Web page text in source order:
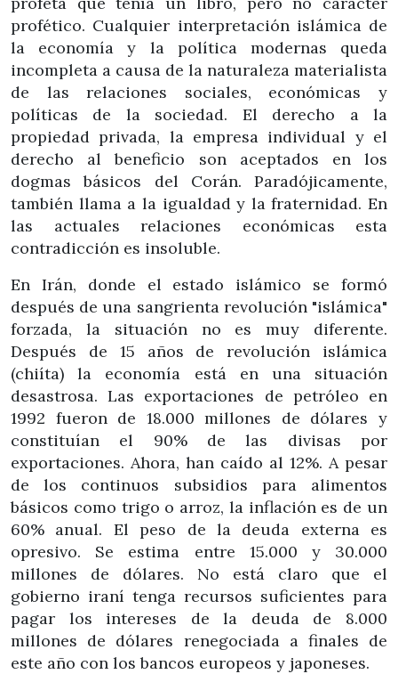
profético. Cualquier interpretación islámica de
la economía y la política modernas queda
incompleta a causa de la naturaleza materialista
de las relaciones sociales, económicas y
políticas de la sociedad. El derecho a la
propiedad privada, la empresa individual y el
derecho al beneficio son aceptados en los
dogmas básicos del Corán. Paradójicamente,
también llama a la igualdad y la fraternidad. En
las actuales relaciones económicas esta
contradicción es insoluble.
En Irán, donde el estado islámico se formó
después de una sangrienta revolución "islámica"
forzada, la situación no es muy diferente.
Después de 15 años de revolución islámica
(chiíta) la economía está en una situación
desastrosa. Las exportaciones de petróleo en
1992 fueron de 18.000 millones de dólares y
constituían el 90% de las divisas por
exportaciones. Ahora, han caído al 12%. A pesar
de los continuos subsidios para alimentos
básicos como trigo o arroz, la inflación es de un
60% anual. El peso de la deuda externa es
opresivo. Se estima entre 15.000 y 30.000
millones de dólares. No está claro que el
gobierno iraní tenga recursos suficientes para
pagar los intereses de la deuda de 8.000
millones de dólares renegociada a finales de
este año con los bancos europeos y japoneses.